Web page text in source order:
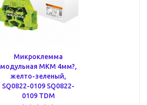
Микроклемма
модульная МКМ 4мм?,
желто-зеленый,
SQ0822-0109 SQ0822-
0109 TDM